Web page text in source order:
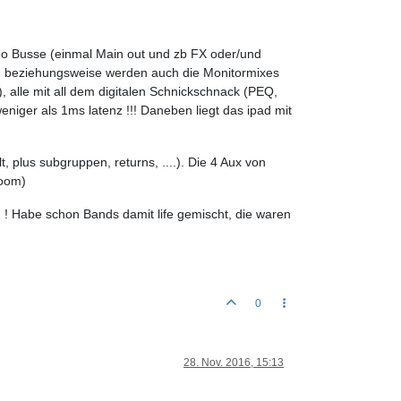
Busse (einmal Main out und zb FX oder/und
werden auch die Monitormixes
mit all dem digitalen Schnickschnack (PEQ,
als 1ms latenz !!! Daneben liegt das ipad mit
plus subgruppen, returns, ....). Die 4 Aux von
Habe schon Bands damit life gemischt, die waren
0
28. Nov. 2016, 15:13